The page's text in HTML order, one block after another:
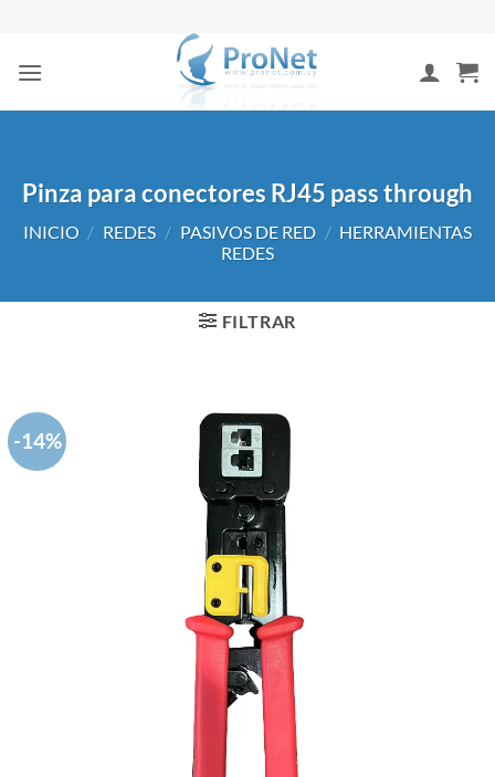
contenido
Pinza para conectores RJ45 pass through
INICIO / REDES / PASIVOS DE RED / HERRAMIENTAS
REDES
FILTRAR
-14%